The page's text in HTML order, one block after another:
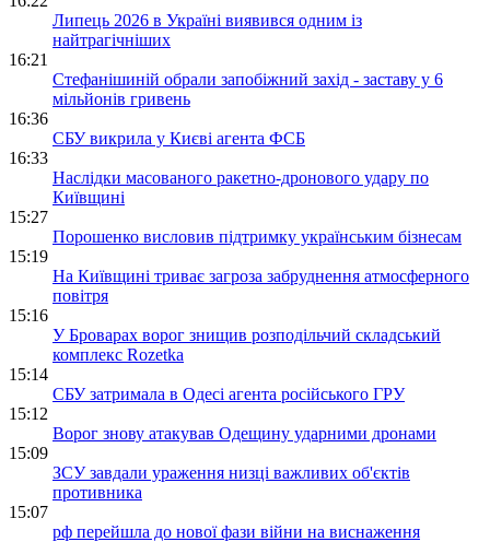
Липець 2026 в Україні виявився одним із
найтрагічніших
16:21
Стефанішиній обрали запобіжний захід - заставу у 6
мільйонів гривень
16:36
СБУ викрила у Києві агента ФСБ
16:33
Наслідки масованого ракетно-дронового удару по
Київщині
15:27
Порошенко висловив підтримку українським бізнесам
15:19
На Київщині триває загроза забруднення атмосферного
повітря
15:16
У Броварах ворог знищив розподільчий складський
комплекс Rozetka
15:14
СБУ затримала в Одесі агента російського ГРУ
15:12
Ворог знову атакував Одещину ударними дронами
15:09
ЗСУ завдали ураження низці важливих об'єктів
противника
15:07
рф перейшла до нової фази війни на виснаження